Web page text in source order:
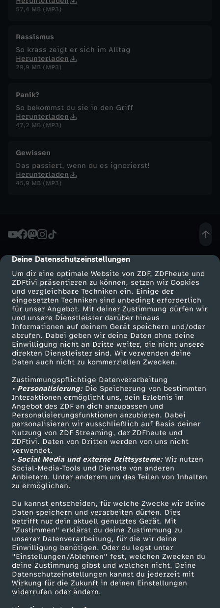
cmp-dialog-description
Deine Datenschutzeinstellungen
Um dir eine optimale Website von ZDF, ZDFheute und
ZDFtivi präsentieren zu können, setzen wir Cookies
und vergleichbare Techniken ein. Einige der
eingesetzten Techniken sind unbedingt erforderlich
für unser Angebot. Mit deiner Zustimmung dürfen wir
und unsere Dienstleister darüber hinaus
Informationen auf deinem Gerät speichern und/oder
abrufen. Dabei geben wir deine Daten ohne deine
Einwilligung nicht an Dritte weiter, die nicht unsere
direkten Dienstleister sind. Wir verwenden deine
Daten auch nicht zu kommerziellen Zwecken.
Zustimmungspflichtige Datenverarbeitung
• Personalisierung:Die Speicherung von bestimmten
Interaktionen ermöglicht uns, dein Erlebnis im
Angebot des ZDF an dich anzupassen und
Personalisierungsfunktionen anzubieten. Dabei
personalisieren wir ausschließlich auf Basis deiner
Nutzung von ZDF Streaming, der ZDFheute und
ZDFtivi. Daten von Dritten werden von uns nicht
verwendet.
• Social Media und externe Drittsysteme:Wir nutzen
Social-Media-Tools und Dienste von anderen
Anbietern. Unter anderem um das Teilen von Inhalten
zu ermöglichen.
Du kannst entscheiden, für welche Zwecke wir deine
Daten speichern und verarbeiten dürfen. Dies
betrifft nur dein aktuell genutztes Gerät. Mit
"Zustimmen" erklärst du deine Zustimmung zu
unserer Datenverarbeitung, für die wir deine
Einwilligung benötigen. Oder du legst unter
"Einstellungen/Ablehnen" fest, welchen Zwecken du
deine Zustimmung gibst und welchen nicht. Deine
Datenschutzeinstellungen kannst du jederzeit mit
Wirkung für die Zukunft in deinen Einstellungen
widerrufen oder ändern.
57,4 MB (MP3)
Rassismus
So krass zeigt er sich im Alltag
Herunterladen
29,9 MB (MP3)
Panik?
So bekommst du sie in den Griff
Herunterladen
47,2 MB (MP3)
Gewissen
Das passiert, wenn du es ignorierst!
Herunterladen
45,9 MB (MP3)
Mehr ZDF
ZDF-Apps
Smart TV
ZDFtext
Livestreams
Sendungen A-Z
TV-Programm
Service
ZDFmitreden
Kontakt zum ZDF
Tickets
Zuschauerservice
Hilfe
ZDF Unternehmen
Karriere
ZDF goes Schule
Werbefernsehen
Mainzelmännchen